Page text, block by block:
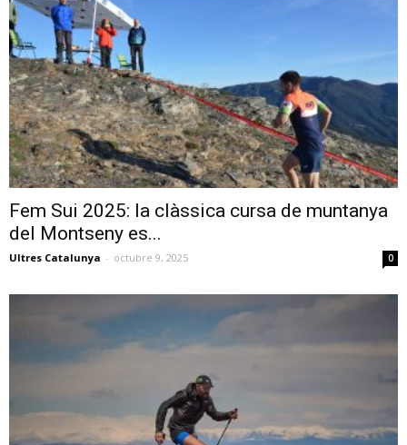
Fem Sui 2025: la clàssica cursa de muntanya
del Montseny es...
Ultres Catalunya - octubre 9, 2025 0